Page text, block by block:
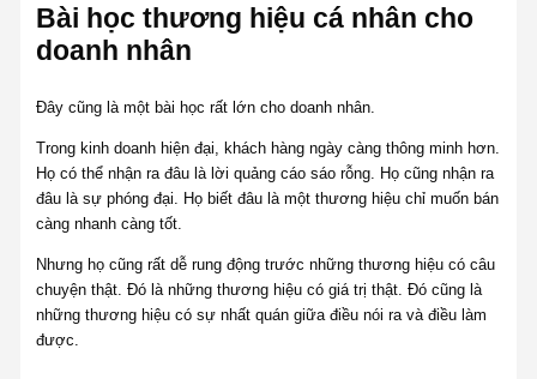
Bài học thương hiệu cá nhân cho
doanh nhân
Đây cũng là một bài học rất lớn cho doanh nhân.
Trong kinh doanh hiện đại, khách hàng ngày càng thông minh hơn.
Họ có thể nhận ra đâu là lời quảng cáo sáo rỗng. Họ cũng nhận ra
đâu là sự phóng đại. Họ biết đâu là một thương hiệu chỉ muốn bán
càng nhanh càng tốt.
Nhưng họ cũng rất dễ rung động trước những thương hiệu có câu
chuyện thật. Đó là những thương hiệu có giá trị thật. Đó cũng là
những thương hiệu có sự nhất quán giữa điều nói ra và điều làm
được.